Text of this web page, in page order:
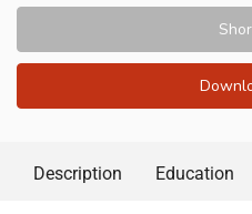
Description Education